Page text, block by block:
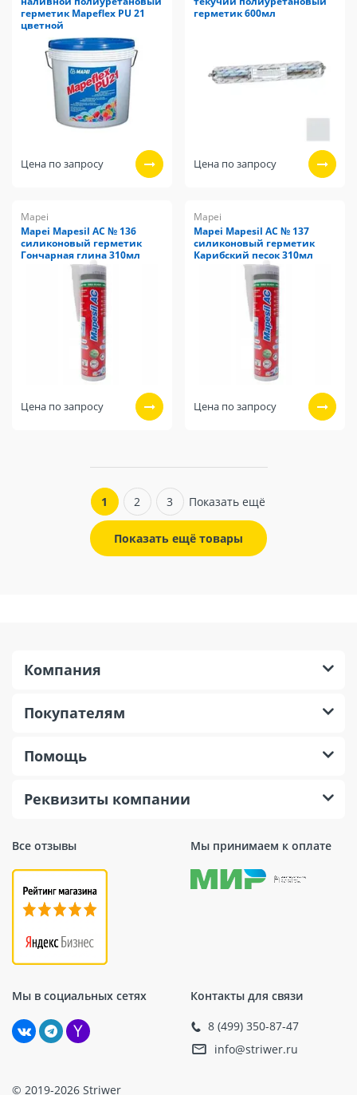
герметик Mapeflex PU 21
цветной
Цена по запросу
герметик 600мл
Цена по запросу
Mapei
Mapei Mapesil AC № 136
силиконовый герметик
Гончарная глина 310мл
Цена по запросу
Mapei
Mapei Mapesil AC № 137
силиконовый герметик
Карибский песок 310мл
Цена по запросу
1 2 3 Показать ещё
Показать ещё товары
Все отзывы Мы принимаем к оплате
Мы в социальных сетях Контакты для связи
8 (499) 350-87-47
info@striwer.ru
Компания
Покупателям
Помощь
Реквизиты компании
© 2019-2026 Striwer